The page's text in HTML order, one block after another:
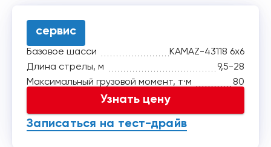
сервис
Базовое шасси
KAMAZ-43118 6х6
Длина стрелы, м
9,5-28
Максимальный грузовой момент, т·м
80
Узнать цену
Записаться на тест-драйв